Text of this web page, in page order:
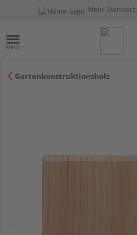
Mein Standort:
Gartenkonstruktionsholz